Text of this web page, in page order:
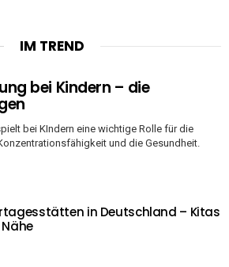
IM TREND
bei Kindern – die
bei KIndern eine wichtige Rolle für die
und die Gesundheit.
in Deutschland – Kitas